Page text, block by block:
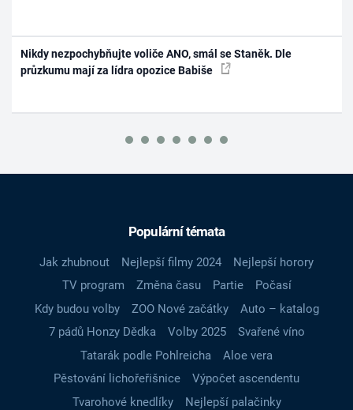
Nikdy nezpochybňujte voliče ANO, smál se Staněk. Dle
průzkumu mají za lídra opozice Babiše
Populární témata
Jak zhubnout Nejlepší filmy 2024
Nejlepší horory
TV program
Změna času Partie
Počasí
Kdy budou volby
ZOO Nové začátky
Auto – katalog
7 pádů Honzy Dědka
Volby 2025
Svařené víno
Tatarák podle Pohlreicha
Aloe vera
Pěstování lichořeřišnice
Výpočet ascendentu
Tvarohové knedlíky
Nejlepší palačinky